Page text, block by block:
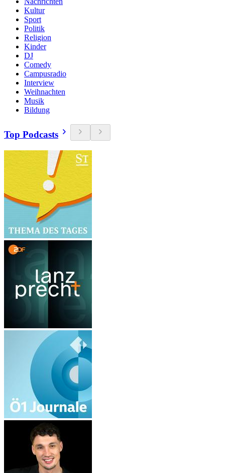
Kultur
Sport
Politik
Religion
Kinder
DJ
Comedy
Campusradio
Interview
Weihnachten
Musik
Bildung
Top Podcasts